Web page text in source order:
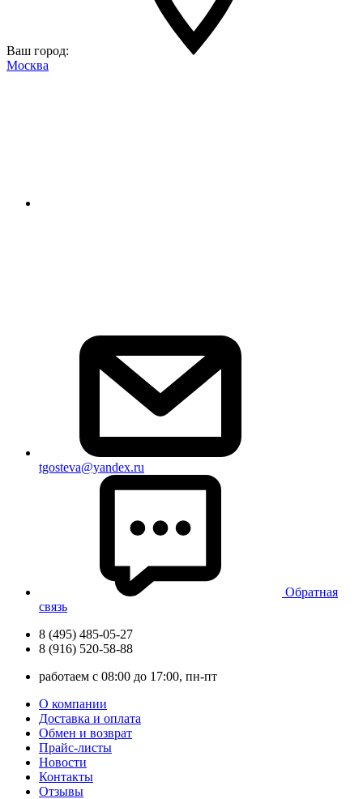
Ваш город:
Москва
tgosteva@yandex.ru
Обратная
связь
8 (495) 485-05-27
8 (916) 520-58-88
работаем с 08:00 до 17:00, пн-пт
О компании
Доставка и оплата
Обмен и возврат
Прайс-листы
Новости
Контакты
Отзывы